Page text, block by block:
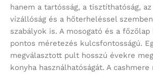
hanem a tartósság, a tisztíthatóság,
vízállóság és a hőterheléssel
szabályok is. A mosogató és a főzőlap
pontos méretezés kulcsfontosságú.
megválasztott pult hosszú évekre
konyha használhatóságát. A